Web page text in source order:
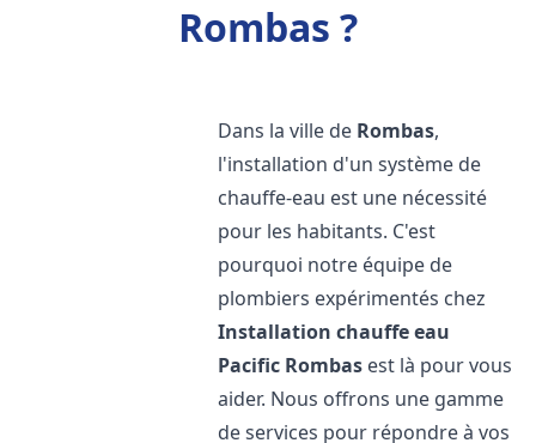
Rombas ?
Dans la ville de Rombas,
l'installation d'un système de
chauffe-eau est une nécessité
pour les habitants. C'est
pourquoi notre équipe de
plombiers expérimentés chez
Installation chauffe eau
Pacific Rombas est là pour vous
aider. Nous offrons une gamme
de services pour répondre à vos